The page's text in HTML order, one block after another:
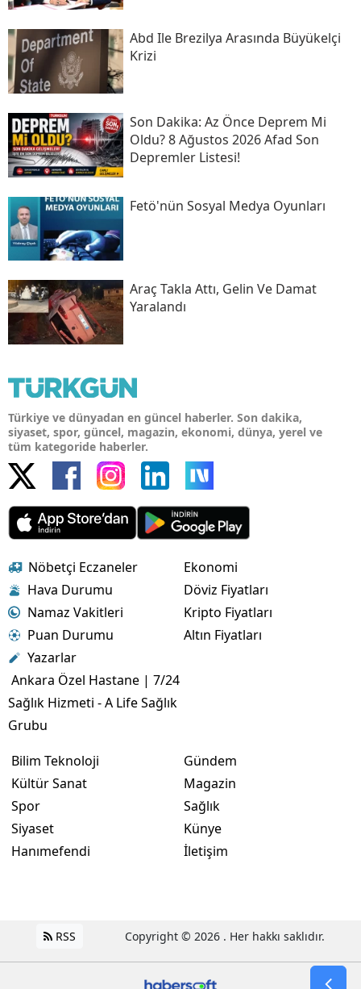
Abd Ile Brezilya Arasında Büyükelçi
Krizi
Son Daki̇ka: Az Önce Deprem Mi
Oldu? 8 Ağustos 2026 Afad Son
Depremler Listesi!
Fetö'nün Sosyal Medya Oyunları
Araç Takla Attı, Gelin Ve Damat
Yaralandı
Türkiye ve dünyadan en güncel haberler. Son dakika,
siyaset, spor, güncel, magazin, ekonomi, dünya, yerel ve
tüm kategoride haberler.
Nöbetçi Eczaneler
Hava Durumu
Namaz Vakitleri
Puan Durumu
Yazarlar
Ankara Özel Hastane | 7/24
Sağlık Hizmeti - A Life Sağlık
Grubu
Ekonomi
Döviz Fiyatları
Kripto Fiyatları
Altın Fiyatları
Bilim Teknoloji
Kültür Sanat
Spor
Siyaset
Hanımefendi
Gündem
Magazin
Sağlık
Künye
İletişim
RSS Copyright © 2026 . Her hakkı saklıdır.